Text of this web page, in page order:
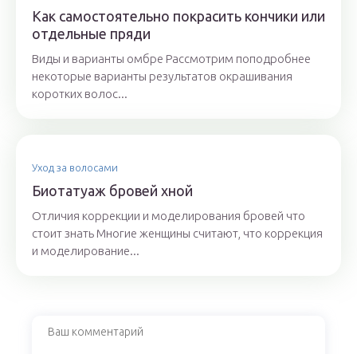
Как самостоятельно покрасить кончики или
отдельные пряди
Виды и варианты омбре Рассмотрим поподробнее
некоторые варианты результатов окрашивания
коротких волос...
Уход за волосами
Биотатуаж бровей хной
Отличия коррекции и моделирования бровей что
стоит знать Многие женщины считают, что коррекция
и моделирование...